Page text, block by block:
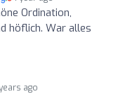
Ordination,
höflich. War alles
ago